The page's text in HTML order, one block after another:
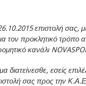
επιστολή σας,
τον προκλητικό
κανάλι
διατείνεσθε, εσείς
σας προς την